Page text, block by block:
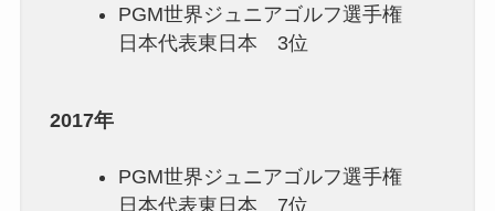
PGM世界ジュニアゴルフ選手権
日本代表東日本 3位
2017年
PGM世界ジュニアゴルフ選手権
日本代表東日本 7位